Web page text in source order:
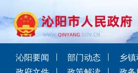
沁阳要闻 部门动态 乡